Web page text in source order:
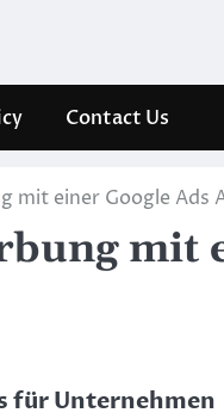
Contact Us
mit einer Google Ads
mit
für Unternehmen